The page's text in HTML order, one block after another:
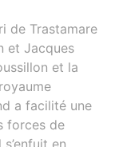
de Trastamare
et Jacques
et la
a facilité une
forces de